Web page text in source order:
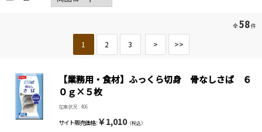
全58件
1 2 3 > >>
【業務用・食材】ふっくら切身 骨なしさば ６
０ｇ×５枚
在庫状況 : 406
サイト販売価格 : ￥1,010（税込）